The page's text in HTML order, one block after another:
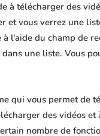
à télécharger des
et vous verrez une
l'aide du champ de
une liste. Vous
qui vous permet de
des vidéos
nombre de